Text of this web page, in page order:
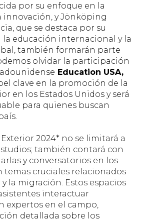
por su enfoque en la
innovación, y Jönköping
que se destaca por su
educación internacional y la
también formarán parte
olvidar la participación
Education USA,
clave en la promoción de la
en los Estados Unidos y será
para quienes buscan
2024* no se limitará a
también contará con
y conversatorios en los
temas cruciales relacionados
la migración. Estos espacios
interactuar
expertos en el campo,
detallada sobre los